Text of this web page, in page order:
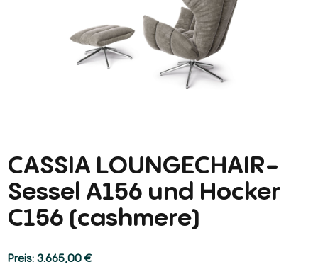
CASSIA LOUNGECHAIR-
Sessel A156 und Hocker
C156 (cashmere)
3.665,00€